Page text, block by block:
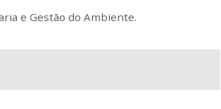
e Gestão do Ambiente.